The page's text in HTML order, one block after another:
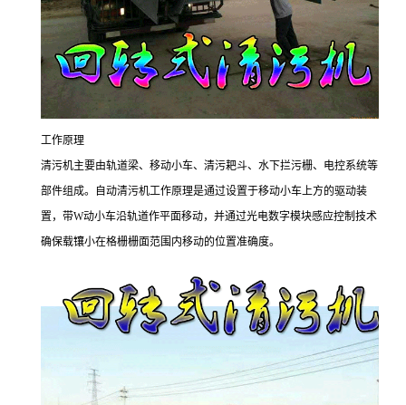
工作原理
清污机主要由轨道梁、移动小车、清污耙斗、水下拦污栅、电控系统等
部件组成。自动清污机工作原理是通过设置于移动小车上方的驱动装
置，带W动小车沿轨道作平面移动，并通过光电数字模块感应控制技术
确保载镶小在格栅栅面范围内移动的位置准确度。